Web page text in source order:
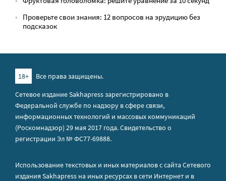
Проверьте свои знания: 12 вопросов на эрудицию без
подсказок
18+
Все права защищены.
Сетевое издание Sakhapress зарегистрировано в
Федеральной службе по надзору в сфере связи,
информационных технологий и массовых коммуникаций
(Роскомнадзор) 29 мая 2017 года. Свидетельство о
регистрации Эл № ФС77-69888.
Использование текстовых и иных материалов с сайта Сетевого
издания Sakhapress на иных ресурсах в сети Интернет и в